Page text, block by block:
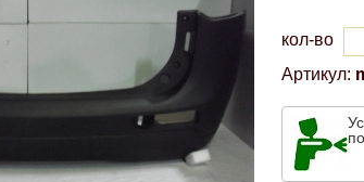
кол-во
Артикул: